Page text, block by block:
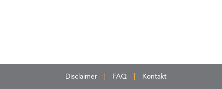
Disclaimer FAQ Kontakt